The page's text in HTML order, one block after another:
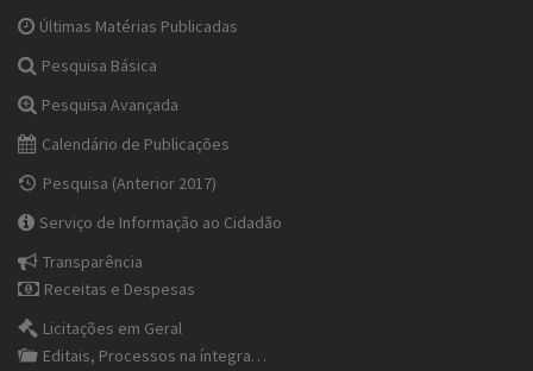
Últimas Matérias Publicadas
Pesquisa Básica
Pesquisa Avançada
Calendário de Publicações
Pesquisa (Anterior 2017)
Serviço de Informação ao Cidadão
Transparência
Receitas e Despesas
Licitações em Geral
Editais, Processos na íntegra…